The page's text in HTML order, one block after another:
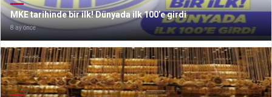
MKE tarihinde bir ilk! Dünyada ilk 100’e girdi
8 ay önce